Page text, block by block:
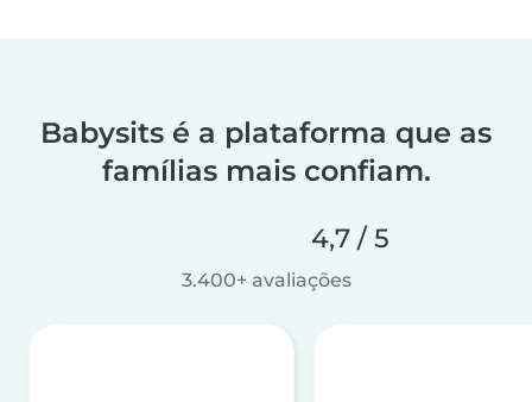
Babysits é a plataforma que as
famílias mais confiam.
4,7 / 5
3.400+ avaliações